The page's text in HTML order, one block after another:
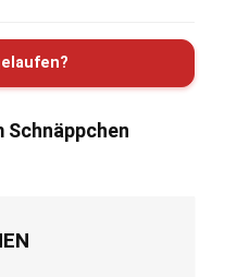
Schnäppchen